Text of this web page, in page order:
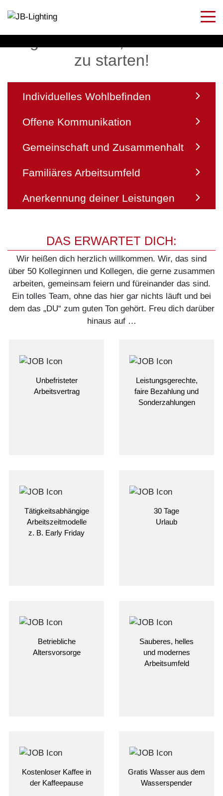
zu starten!
Individuelles Wohlbefinden
Offene Kommunikation
Gemeinschaft und Zusammenhalt
Familiäres Arbeitsumfeld
Anerkennung deiner Leistungen
DAS ERWARTET DICH:
Wir heißen dich herzlich willkommen. Wir, das sind
über 50 Kolleginnen und Kollegen, die gerne zusammen
arbeiten, gemeinsam feiern und füreinander das sind.
Ein tolles Team, ohne das hier gar nichts läuft und bei
dem das „DU“ zum guten Ton gehört. Freu dich darüber
hinaus auf …
Unbefristeter
Arbeitsvertrag
Leistungsgerechte,
faire Bezahlung und
Sonderzahlungen
Tätigkeitsabhängige
Arbeitszeitmodelle
z. B. Early Friday
30 Tage
Urlaub
Betriebliche
Altersvorsorge
Sauberes, helles
und modernes
Arbeitsumfeld
Kostenloser Kaffee in
der Kaffeepause
Gratis Wasser aus dem
Wasserspender